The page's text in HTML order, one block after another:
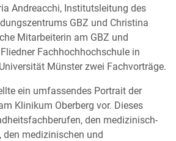
Andreacchi, Institutsleitung des
GBZ und Christina
Mitarbeiterin am GBZ und
Fachhochhochschule in
Münster zwei Fachvorträge.
ein umfassendes Portrait der
Klinikum Oberberg vor. Dieses
den medizinisch-
den medizinischen und